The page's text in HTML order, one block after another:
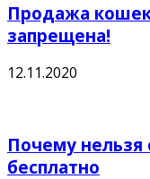
Продажа
запрещена!
12.11.2020
Почему
бесплатно